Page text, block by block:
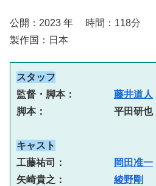
公開：2023 年 時間：118分
製作国：日本
スタッフ
監督・脚本： 藤井道人
脚本：　　　　　　　平田研也
キャスト
工藤祐司：
岡田准一
矢崎貴之： 綾野剛